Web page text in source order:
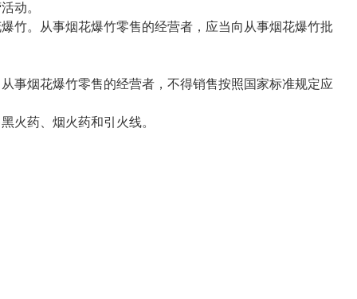
动。
竹。从事烟花爆竹零售的经营者，应当向从事烟花爆竹批
烟花爆竹零售的经营者，不得销售按照国家标准规定应
火药、烟火药和引火线。